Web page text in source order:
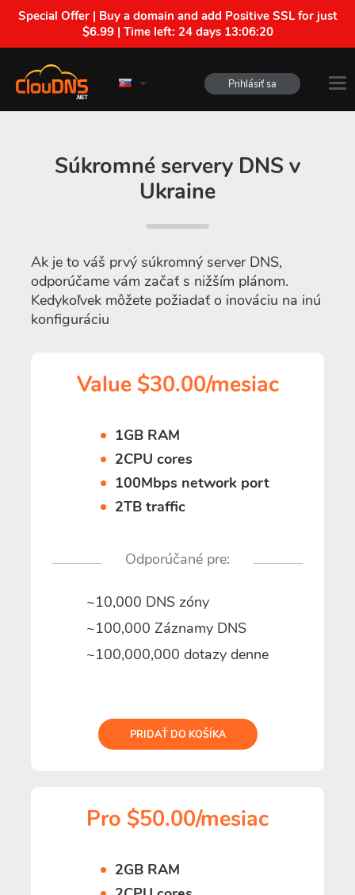
Special Offer | Buy a domain and add Positive SSL for just
$6.99 | Time left: 24 days 13:06:19
Prihlásiť sa
Súkromné servery DNS v
Ukraine
Ak je to váš prvý súkromný server DNS,
odporúčame vám začať s nižším plánom.
Kedykoľvek môžete požiadať o inováciu na inú
konfiguráciu
Value $30.00/mesiac
1GB RAM
2CPU cores
100Mbps network port
2TB traffic
Odporúčané pre:
~10,000 DNS zóny
~100,000 Záznamy DNS
~100,000,000 dotazy denne
PRIDAŤ DO KOŠÍKA
Pro $50.00/mesiac
2GB RAM